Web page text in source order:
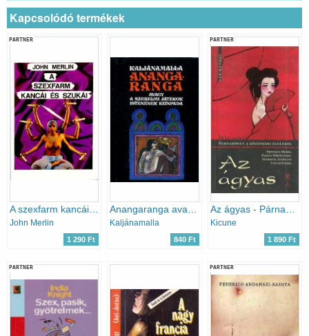
Kapcsolódó termékek
PARTNER
A szexfarm kancái és szukái
John Merlin
1 290 Ft
Anangaranga avagy a szerelmi játékok istenének színpada
Kaljánamalla
840 Ft
PARTNER
Az ágyas - Párnakönyv a középkori Japánból
Kicune
1 890 Ft
PARTNER PARTNER